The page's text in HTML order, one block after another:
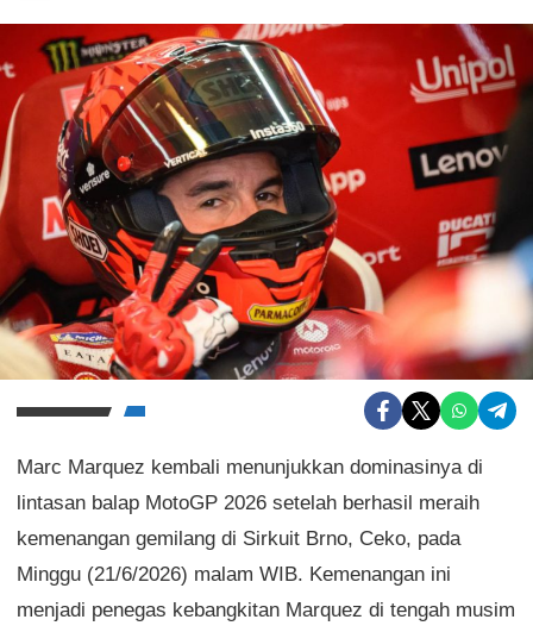
Marc Marquez kembali menunjukkan dominasinya di
lintasan balap MotoGP 2026 setelah berhasil meraih
kemenangan gemilang di Sirkuit Brno, Ceko, pada
Minggu (21/6/2026) malam WIB. Kemenangan ini
menjadi penegas kebangkitan Marquez di tengah musim